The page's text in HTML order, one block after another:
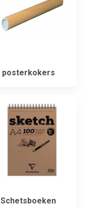
posterkokers
Schetsboeken